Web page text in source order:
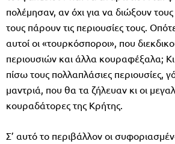
πολέμησαν, αν όχι για να διώξουν
τους πάρουν τις περιουσίες τους.
αυτοί οι «τουρκόσποροι», που
περιουσιών και άλλα κουραφέξαλα;
πίσω τους πολλαπλάσιες περιουσίες,
μαντριά, που θα τα ζήλευαν κι οι
κουραδάτορες της Κρήτης.
Σ’ αυτό το περιβάλλον οι